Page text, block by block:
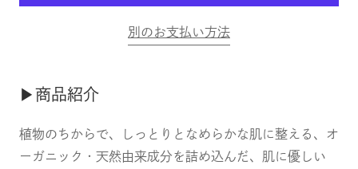
別のお支払い方法
▶商品紹介
植物のちからで、しっとりとなめらかな肌に整える、オ
ーガニック・天然由来成分を詰め込んだ、肌に優しい